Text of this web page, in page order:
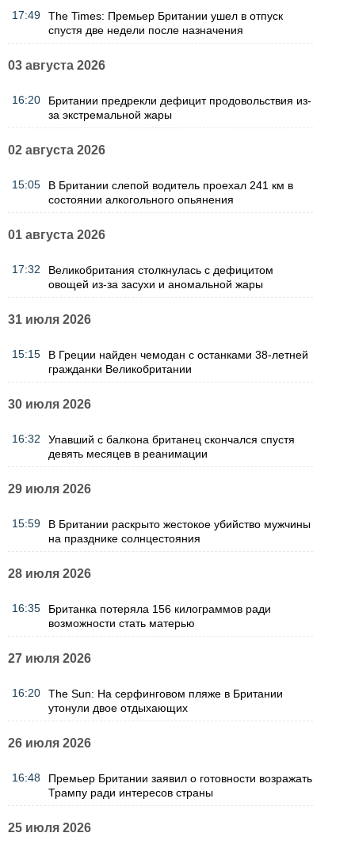
17:49
The Times: Премьер Британии ушел в отпуск
спустя две недели после назначения
03 августа 2026
16:20
Британии предрекли дефицит продовольствия из-
за экстремальной жары
02 августа 2026
15:05
В Британии слепой водитель проехал 241 км в
состоянии алкогольного опьянения
01 августа 2026
17:32
Великобритания столкнулась с дефицитом
овощей из-за засухи и аномальной жары
31 июля 2026
15:15
В Греции найден чемодан с останками 38-летней
гражданки Великобритании
30 июля 2026
16:32
Упавший с балкона британец скончался спустя
девять месяцев в реанимации
29 июля 2026
15:59
В Британии раскрыто жестокое убийство мужчины
на празднике солнцестояния
28 июля 2026
16:35
Британка потеряла 156 килограммов ради
возможности стать матерью
27 июля 2026
16:20
The Sun: На серфинговом пляже в Британии
утонули двое отдыхающих
26 июля 2026
16:48
Премьер Британии заявил о готовности возражать
Трампу ради интересов страны
25 июля 2026